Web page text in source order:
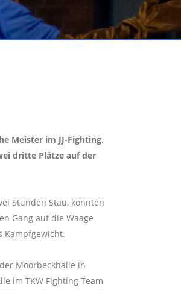
Meister im JJ-Fighting.
dritte Plätze auf der
Stunden Stau, konnten
Gang auf die Waage
Kampfgewicht.
Moorbeckhalle in
im TKW Fighting Team